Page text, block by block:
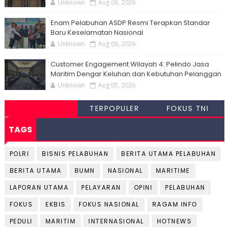
Unknown Aug 06, 2026
Enam Pelabuhan ASDP Resmi Terapkan Standar
Baru Keselamatan Nasional
Unknown Aug 06, 2026
Customer Engagement Wilayah 4: Pelindo Jasa
Maritim Dengar Keluhan dan Kebutuhan Pelanggan
Unknown Aug 05, 2026
TERPOPULER FOKUS TNI
TAGS
POLRI BISNIS PELABUHAN
BERITA UTAMA PELABUHAN
BERITA UTAMA
BUMN NASIONAL
MARITIME
LAPORAN UTAMA
PELAYARAN OPINI
PELABUHAN
FOKUS
EKBIS FOKUS NASIONAL
RAGAM INFO
PEDULI
MARITIM INTERNASIONAL
HOTNEWS